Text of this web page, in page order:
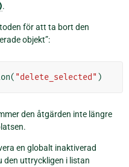
.
för att ta bort den
objekt”:
( "delete_selected" )
den åtgärden inte längre
en globalt inaktiverad
den uttryckligen i listan